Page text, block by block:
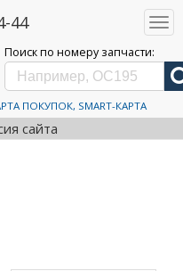
44
Поиск по номеру запчасти:
ПОКУПОК, SMART-КАРТА
сайта
масла 0W-40